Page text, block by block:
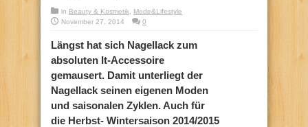
in Beauty & Kosmetik
Mode&Lifestyle
November 27, 2014
0
Längst hat sich Nagellack zum
absoluten It-Accessoire
gemausert. Damit unterliegt der
Nagellack seinen eigenen Moden
und saisonalen Zyklen. Auch für
die Herbst- Wintersaison 2014/2015